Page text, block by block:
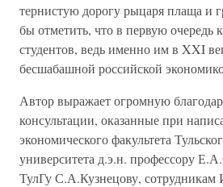
тернистую дорогу рыцаря плаща и
бы отметить, что в первую очередь
студентов, ведь именно им в XXI
бесшабашной российской
Автор выражает огромную
консультации, оказанные при
экономического факультета
университета д.э.н. профессору
ТулГу С.А.Кузнецову, сотрудникам